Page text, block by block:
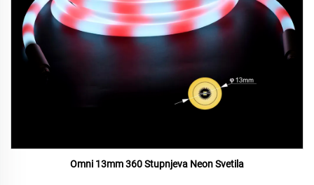
Omni 13mm 360 Stupnjeva Neon Svetila